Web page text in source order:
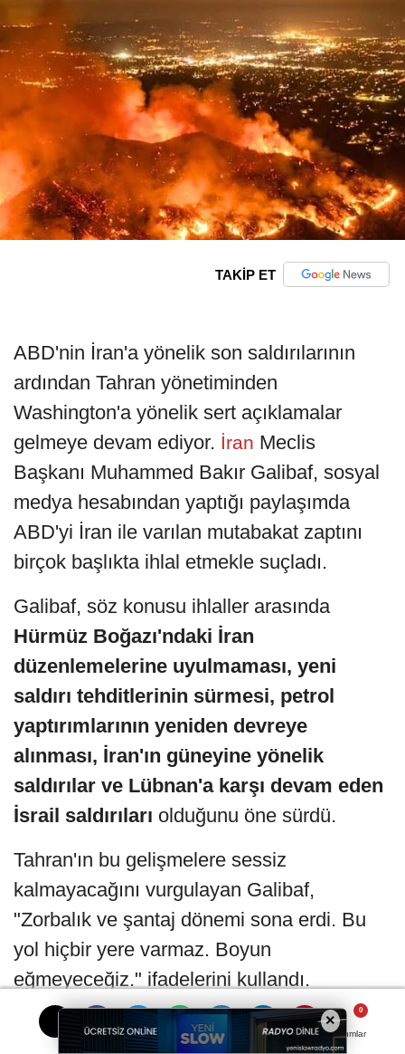
Yorumlar
Yorumlar
Yorumlar
Yorumlar
TAKİP ET
ABD'nin İran'a yönelik son saldırılarının
ardından Tahran yönetiminden
Washington'a yönelik sert açıklamalar
gelmeye devam ediyor. İran Meclis
Başkanı Muhammed Bakır Galibaf, sosyal
medya hesabından yaptığı paylaşımda
ABD'yi İran ile varılan mutabakat zaptını
birçok başlıkta ihlal etmekle suçladı.
Galibaf, söz konusu ihlaller arasında
Hürmüz Boğazı'ndaki İran
düzenlemelerine uyulmaması, yeni
saldırı tehditlerinin sürmesi, petrol
yaptırımlarının yeniden devreye
alınması, İran'ın güneyine yönelik
saldırılar ve Lübnan'a karşı devam eden
İsrail saldırıları olduğunu öne sürdü.
Tahran'ın bu gelişmelere sessiz
kalmayacağını vurgulayan Galibaf,
"Zorbalık ve şantaj dönemi sona erdi. Bu
yol hiçbir yere varmaz. Boyun
eğmeyeceğiz." ifadelerini kullandı.
Son dönemdeABD
ile İran arasında art
×